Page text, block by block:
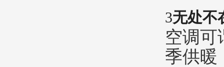
3无处不
空调可
季供暖